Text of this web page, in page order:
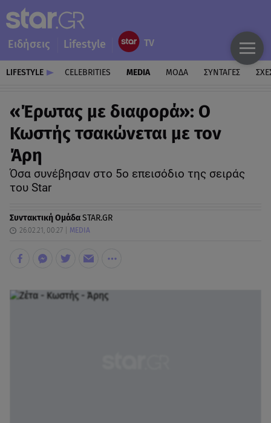
Ειδήσεις Lifestyle
LIFESTYLE CELEBRITIES MEDIA ΜΟΔΑ ΣΥΝΤΑΓΕΣ
«Έρωτας με διαφορά»: Ο
Κωστής τσακώνεται με τον
Άρη
Όσα συνέβησαν στο 5ο επεισόδιο της σειράς
του Star
Συντακτική ΟμάδαSTAR.GR
26.02.21, 00:27 MEDIA